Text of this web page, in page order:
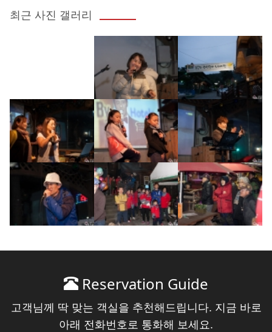
최근 사진 갤러리
Reservation Guide
고객님께 딱 맞는 객실을 추천해드립니다. 지금 바로
아래 전화번호로 통화해 보세요.